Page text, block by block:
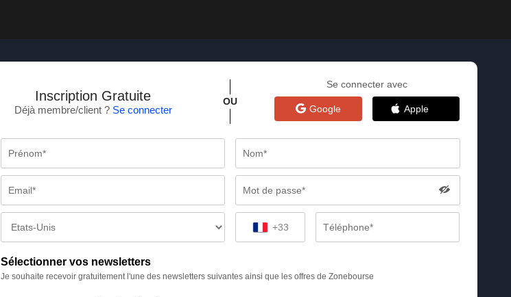
Inscription Gratuite
Déjà membre/client ? Se connecter
OU
Se connecter avec
Google Apple
+33
Sélectionner vos newsletters
Je souhaite recevoir gratuitement l'une des newsletters suivantes ainsi que les offres de Zonebourse